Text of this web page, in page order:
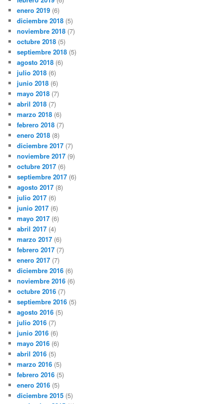
enero 2019 (6)
diciembre 2018 (5)
noviembre 2018 (7)
octubre 2018 (5)
septiembre 2018 (5)
agosto 2018 (6)
julio 2018 (6)
junio 2018 (6)
mayo 2018 (7)
abril 2018 (7)
marzo 2018 (6)
febrero 2018 (7)
enero 2018 (8)
diciembre 2017 (7)
noviembre 2017 (9)
octubre 2017 (6)
septiembre 2017 (6)
agosto 2017 (8)
julio 2017 (6)
junio 2017 (6)
mayo 2017 (6)
abril 2017 (4)
marzo 2017 (6)
febrero 2017 (7)
enero 2017 (7)
diciembre 2016 (6)
noviembre 2016 (6)
octubre 2016 (7)
septiembre 2016 (5)
agosto 2016 (5)
julio 2016 (7)
junio 2016 (6)
mayo 2016 (6)
abril 2016 (5)
marzo 2016 (5)
febrero 2016 (5)
enero 2016 (5)
diciembre 2015 (5)